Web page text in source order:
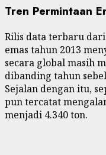
Tren Permintaan
Rilis data terbaru
emas tahun 2013
secara global masih
dibanding tahun
Sejalan dengan itu,
pun tercatat
menjadi 4.340 ton.